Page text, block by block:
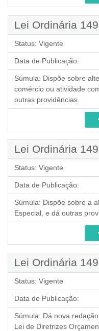
Lei Ordinária
Status: Vigente
Data de Publicação:
Súmula: Dispõe sobre
comércio ou atividade
outras providências.
Lei Ordinária
Status: Vigente
Data de Publicação:
Súmula: Dispõe sobre a
Especial, e dá outras
Lei Ordinária
Status: Vigente
Data de Publicação:
Súmula: Dá nova
Lei de Diretrizes